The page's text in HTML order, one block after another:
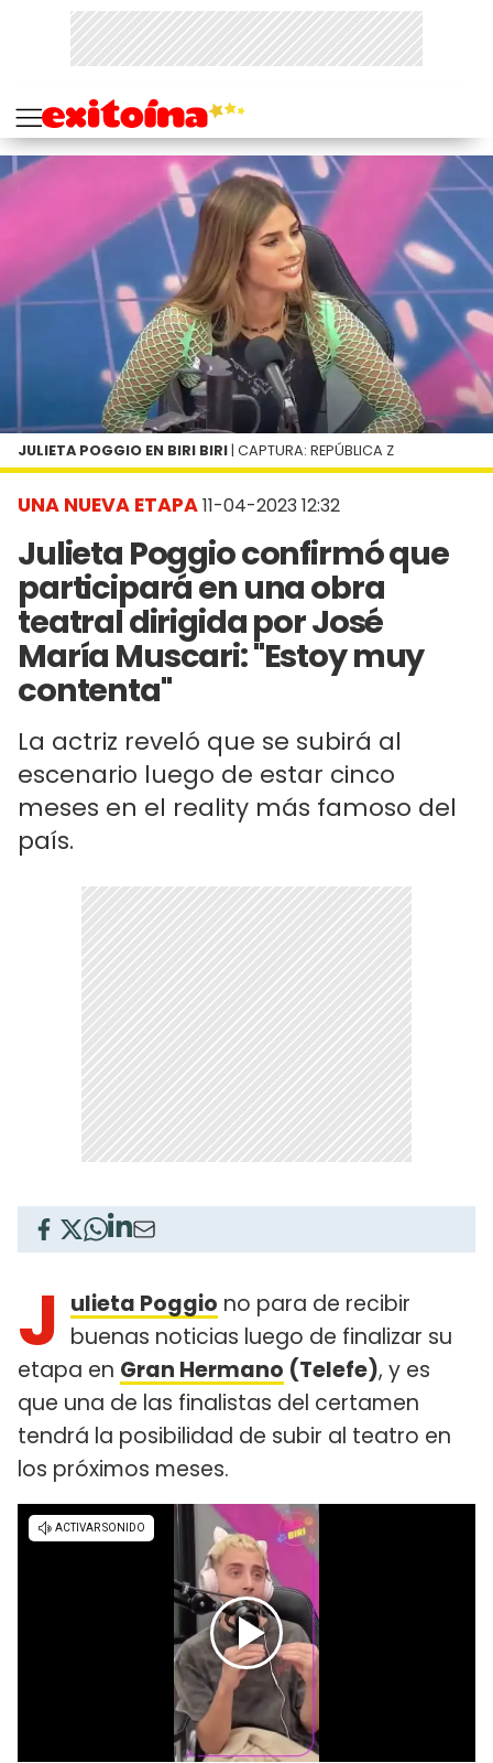
UNA NUEVA ETAPA11-04-2023 12:32
Julieta Poggio confirmó que
participará en una obra
teatral dirigida por José
María Muscari: "Estoy muy
contenta"
La actriz reveló que se subirá al
escenario luego de estar cinco
meses en el reality más famoso del
país.
JULIETA POGGIO EN BIRI BIRI | CAPTURA: REPÚBLICA Z
J ulieta Poggio no para de recibir
buenas noticias luego de finalizar su
etapa en Gran Hermano (Telefe), y es
que una de las finalistas del certamen
tendrá la posibilidad de subir al teatro en
los próximos meses.